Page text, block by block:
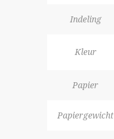
Indeling
Kleur
Papier
Papiergewicht